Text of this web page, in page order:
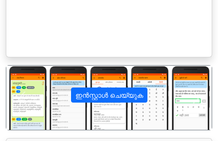
ഇൻസ്റ്റാൾ ചെയ്യുക
पिछला अगला